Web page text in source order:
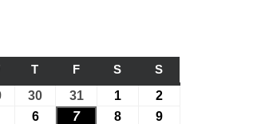
СЕРЕДА
T ЧЕТВЕР
FП’ЯТНИЦЯ
S СУБОТА
S
29.07.2026
30 30.07.2026
3131.07.2026
1 01.08.2026
2
606.08.2026
707.08.2026
8 08.08.2026
9